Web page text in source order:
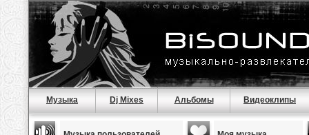
Музыка Dj Mixes Альбомы Видеоклипы